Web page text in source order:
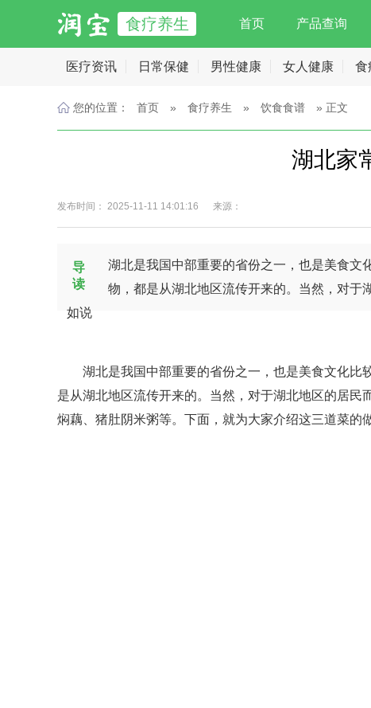
食疗养生 首页 产品查询
医疗资讯 日常保健 男性健康 女人健康 食
您的位置： 首页 » 食疗养生 » 饮食食谱 » 正文
湖北家
发布时间： 2025-11-11 14:01:16 来源：
导
读
湖北是我国中部重要的省份之一，也是美食文
物，都是从湖北地区流传开来的。当然，对于
如说
湖北是我国中部重要的省份之一，也是美食文化
是从湖北地区流传开来的。当然，对于湖北地区的居
焖藕、猪肚阴米粥等。下面，就为大家介绍这三道菜的